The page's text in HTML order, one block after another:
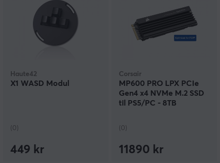
Haute42
X1 WASD Modul
(0)
449 kr
Corsair
MP600 PRO LPX PCIe
Gen4 x4 NVMe M.2 SSD
til PS5/PC - 8TB
(0)
11890 kr